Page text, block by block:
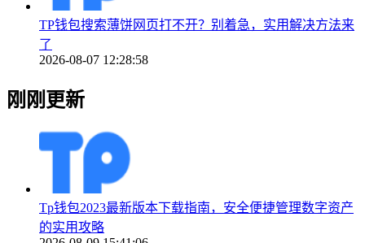
TP钱包搜索薄饼网页打不开？别着急，实用解决方法来
了
2026-08-07 12:28:58
刚刚更新
Tp钱包2023最新版本下载指南，安全便捷管理数字资产
的实用攻略